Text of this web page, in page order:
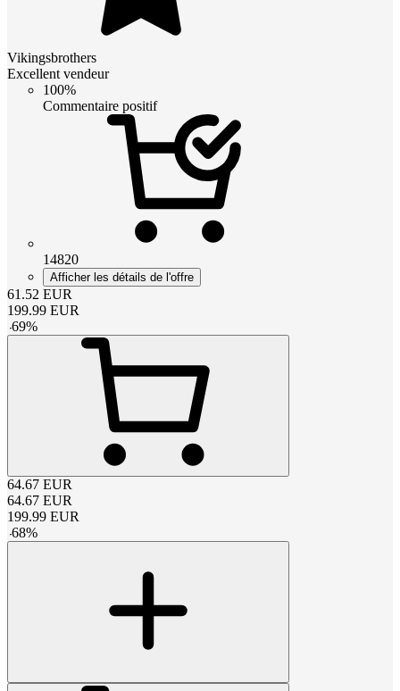
Vikingsbrothers
Excellent vendeur
100%
Commentaire positif
14820
Afficher les détails de l'offre
61.52 EUR
199.99 EUR
-69%
64.67 EUR
64.67 EUR
199.99 EUR
-68%